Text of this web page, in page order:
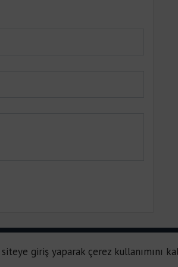
giriş yaparak çerez kullanımını